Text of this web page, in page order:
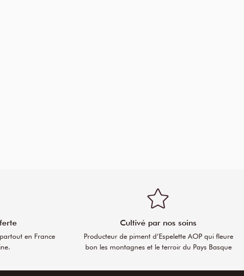
en France
Cultivé par nos soins
Producteur de piment d’Espelette AOP qui fleure
bon les montagnes et le terroir du Pays Basque